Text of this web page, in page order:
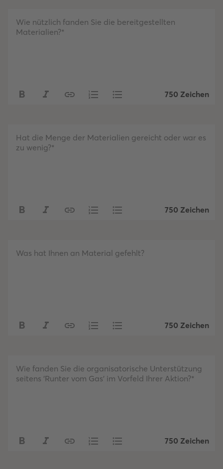
Wie nützlich fanden Sie die bereitgestellten
Materialien?*
750 Zeichen
Hat die Menge der Materialien gereicht oder war es
zu wenig?*
750 Zeichen
Was hat Ihnen an Material gefehlt?
750 Zeichen
Wie fanden Sie die organisatorische Unterstützung
seitens 'Runter vom Gas' im Vorfeld Ihrer Aktion?*
750 Zeichen